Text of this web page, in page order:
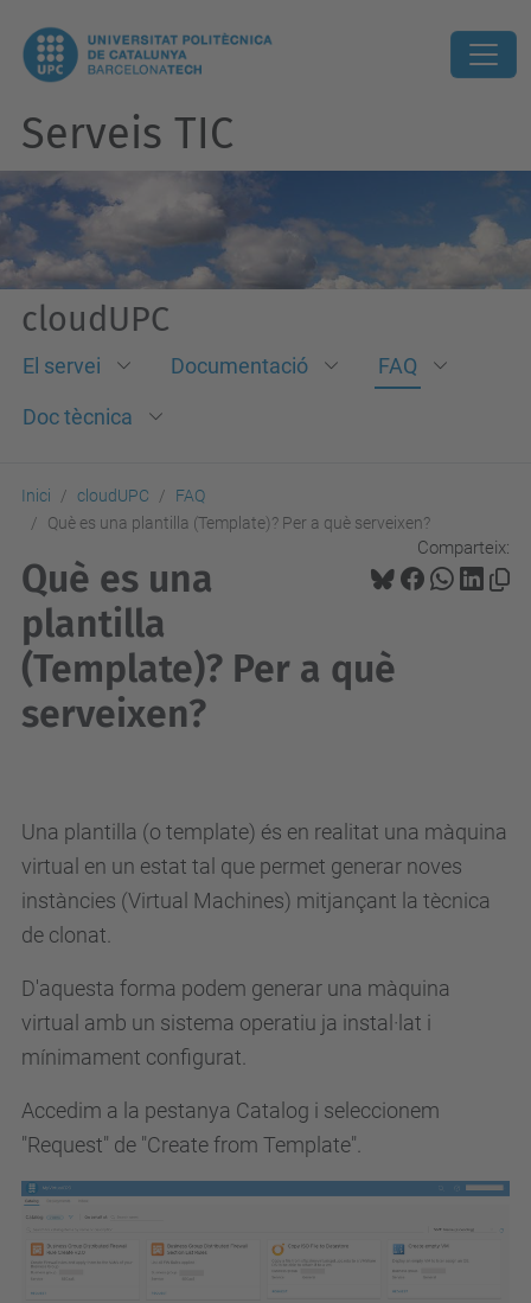
Serveis TIC
cloudUPC
El servei Documentació FAQ
Doc tècnica
Inici cloudUPC
FAQ
Què es una plantilla (Template)? Per a què serveixen?
Comparteix:
Què es una
plantilla
(Template)? Per a què
serveixen?
Una plantilla (o template) és en realitat una màquina
virtual en un estat tal que permet generar noves
instàncies (Virtual Machines) mitjançant la tècnica
de clonat.
D'aquesta forma podem generar una màquina
virtual amb un sistema operatiu ja instal·lat i
mínimament configurat.
Accedim a la pestanya Catalog i seleccionem
"Request" de "Create from Template".